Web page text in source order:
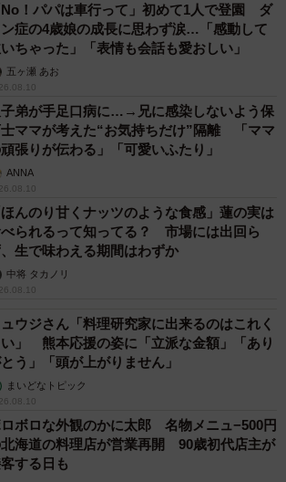
No！パパは車行って」初めて1人で登園 ダ
ン症の4歳娘の成長に思わず涙…「感動して
ちゃった」「表情も会話も愛おしい」
五ヶ瀬 あお
弟が手足口病に…→兄に感染しないよう保
ママが考えた“お気持ちだけ”隔離 「ママ
張りが伝わる」「可愛いふたり」
ANNA
ほんのり甘くナッツのような食感」蓮の実は
られるって知ってる？ 市場には出回ら
生で味わえる期間はわずか
中将 タカノリ
ュウジさん「料理研究家に出来るのはこれく
い」 熊本応援の姿に「立派な金額」「あり
う」「頭が上がりません」
まいどなトピック
ボロな外観のかに太郎 名物メニュ−500円
海道の料理店が営業再開 90歳初代店主が
する日も